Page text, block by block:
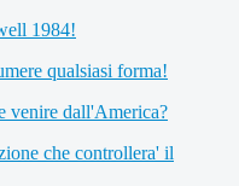
1984!
qualsiasi forma!
venire dall'America?
che controllera' il